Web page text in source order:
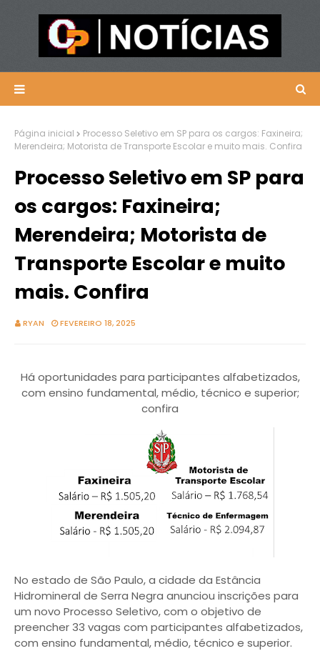
Página inicial
Processo Seletivo em SP para os cargos: Faxineira;
Merendeira; Motorista de Transporte Escolar e muito mais. Confira
Processo Seletivo em SP para
os cargos: Faxineira;
Merendeira; Motorista de
Transporte Escolar e muito
mais. Confira
RYAN FEVEREIRO 18, 2025
Há oportunidades para participantes alfabetizados,
com ensino fundamental, médio, técnico e superior;
confira
No estado de São Paulo, a cidade da Estância
Hidromineral de Serra Negra anunciou inscrições para
um novo Processo Seletivo, com o objetivo de
preencher 33 vagas com participantes alfabetizados,
com ensino fundamental, médio, técnico e superior.